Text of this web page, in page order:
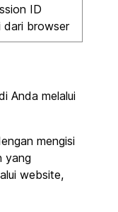
ID
dari browser
Anda melalui
mengisi
yang
website,